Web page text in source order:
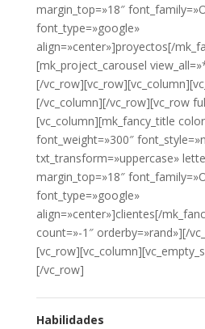
margin_top=»18″
font_type=»google»
align=»center»]proyectos[/
[mk_project_carousel
[/
[/vc_column][/vc_row][vc_row
[vc_column][mk_fancy_title
font_weight=»300″
txt_transform=»uppercase»
margin_top=»18″
font_type=»google»
align=»center»]clientes[/
count=»-1″ orderby=»rand»][/
[/vc_row]
Habilidades